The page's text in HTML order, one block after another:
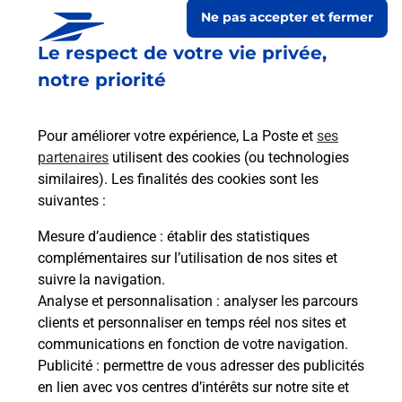
Le respect de votre vie privée,
notre priorité
Pour améliorer votre expérience, La Poste et ses
partenaires utilisent des cookies (ou technologies
similaires). Les finalités des cookies sont les
suivantes :
Mesure d’audience : établir des statistiques
complémentaires sur l’utilisation de nos sites et
suivre la navigation.
Analyse et personnalisation : analyser les parcours
clients et personnaliser en temps réel nos sites et
communications en fonction de votre navigation.
Publicité : permettre de vous adresser des publicités
en lien avec vos centres d’intérêts sur notre site et
Ne pas accepter et fermer
Prochaine collecte du courrierlundià 09h00
6 Route Du Village
65230 Organ
Itinéraire
Le lien s'ouvre dans un nouvel onglet